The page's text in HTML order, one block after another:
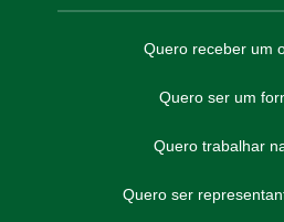
Quero receber um
Quero ser um
Quero trabalhar
Quero ser